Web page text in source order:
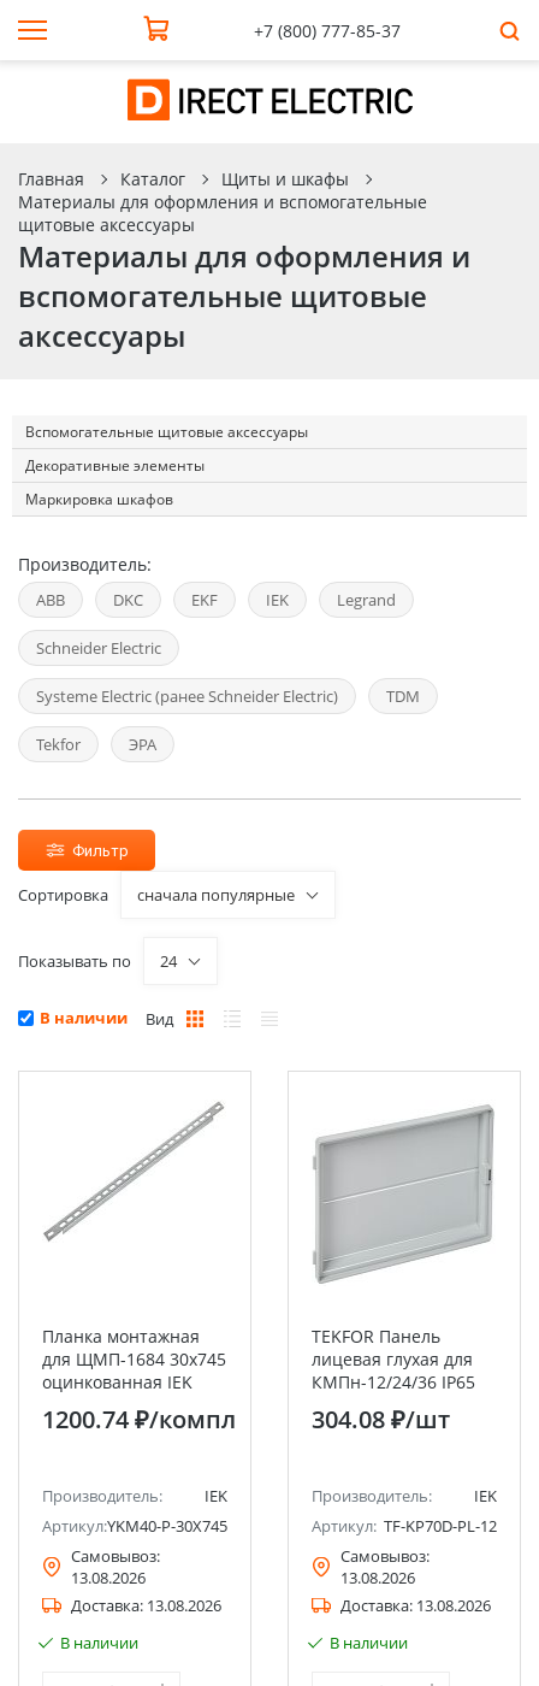
+7 (800) 777-85-37
Главная Каталог
Щиты и шкафы
Материалы для оформления и вспомогательные
щитовые аксессуары
Материалы для оформления и
вспомогательные щитовые
аксессуары
Вспомогательные щитовые аксессуары
Декоративные элементы
Маркировка шкафов
Производитель:
ABB DKC EKF IEK Legrand
Schneider Electric
Systeme Electric (ранее Schneider Electric) TDM
Tekfor ЭРА
Фильтр
Сортировка сначала популярные
Показывать по 24
В наличии Вид
Планка монтажная
для ЩМП-1684 30х745
оцинкованная IEK
1200.74 ₽/компл
Производитель:
IEK
Артикул:YKM40-P-30X745
Самовывоз:
13.08.2026
Доставка: 13.08.2026
В наличии
TEKFOR Панель
лицевая глухая для
КМПн-12/24/36 IP65
304.08 ₽/шт
Производитель:
IEK
Артикул: TF-KP70D-PL-12
Самовывоз:
13.08.2026
Доставка: 13.08.2026
В наличии